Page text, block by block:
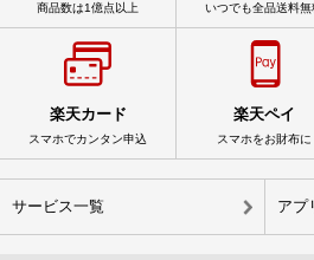
商品数は1億点以上 いつでも全品送料無
楽天カード
スマホでカンタン申込
楽天ペイ
スマホをお財布に
サービス一覧 アプ